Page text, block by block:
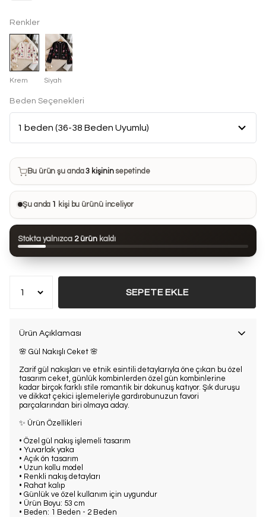
Renkler
Krem Siyah
Beden Seçenekleri
Bu ürün son 7 günde12 kezsatın alındı
Bu ürün şu anda3 kişininsepetinde
Bu ürünü 25 kişi favorilerine ekledi
Bu ürün son 24 saatte83 kezgörüntülendi
Şu anda 1 kişi bu ürünü inceliyor
Stokta yalnızca 2 ürün kaldı
SEPETE EKLE
Ürün Açıklaması
🌸 Gül Nakışlı Ceket 🌸
Zarif gül nakışları ve etnik esintili detaylarıyla öne çıkan bu özel
tasarım ceket, günlük kombinlerden özel gün kombinlerine
kadar birçok farklı stile romantik bir dokunuş katıyor. Şık duruşu
ve dikkat çekici işlemeleriyle gardırobunuzun favori
parçalarından biri olmaya aday.
✨ Ürün Özellikleri
• Özel gül nakış işlemeli tasarım
• Yuvarlak yaka
• Açık ön tasarım
• Uzun kollu model
• Renkli nakış detayları
• Rahat kalıp
• Günlük ve özel kullanım için uygundur
• Ürün Boyu: 53 cm
• Beden: 1 Beden - 2 Beden